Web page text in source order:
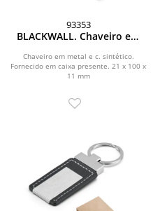
93353
BLACKWALL. Chaveiro em
Chaveiro em metal e c. sintético.
Fornecido em caixa presente. 21 x 100 x
11 mm